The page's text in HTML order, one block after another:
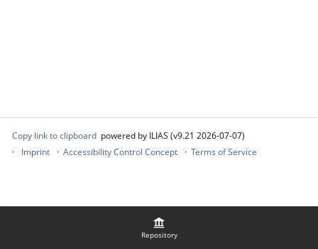
Repository
Copy link to clipboard powered by ILIAS (v9.21 2026-07-07)
Imprint
Accessibility Control Concept Terms of Service